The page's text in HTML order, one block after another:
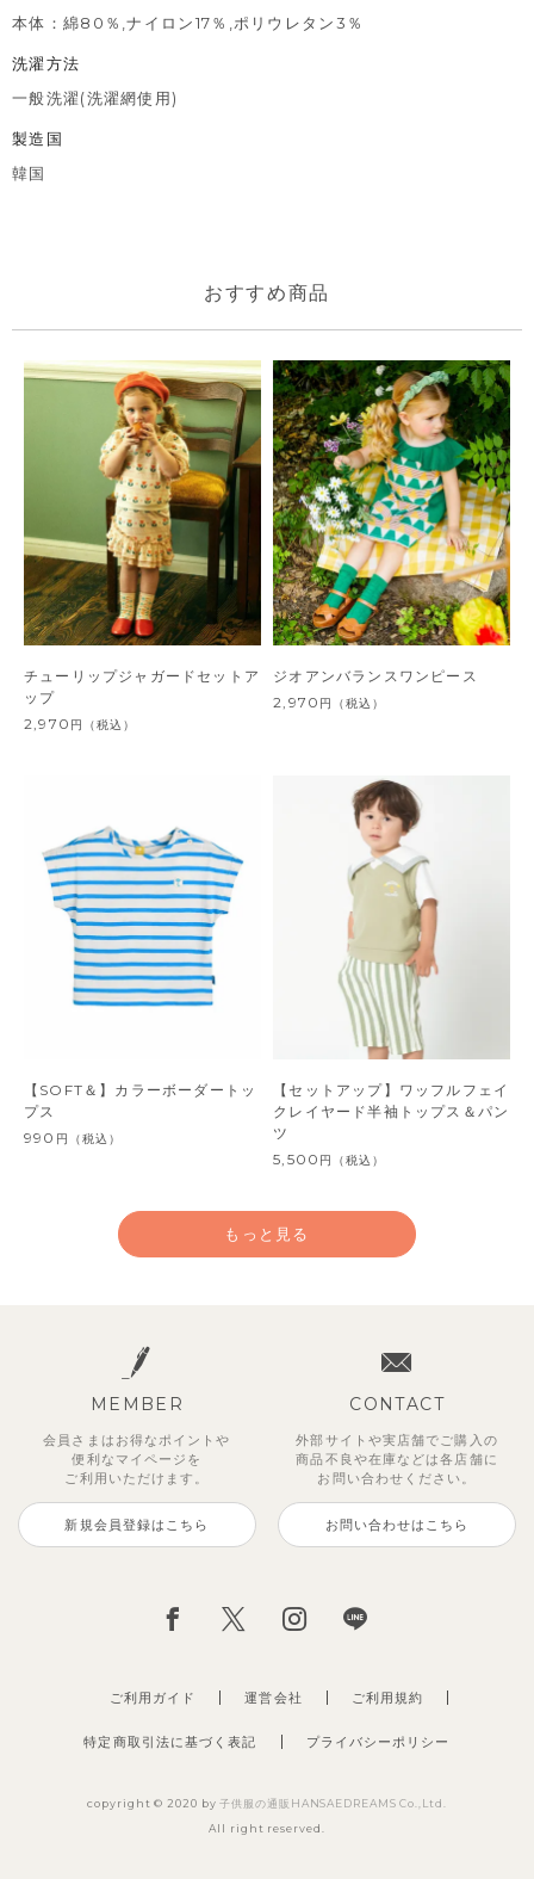
本体：綿80％,ナイロン17％,ポリウレタン3％
洗濯方法
一般洗濯(洗濯網使用)
製造国
韓国
おすすめ商品
チューリップジャガードセットア
ップ
2,970 円 （税込）
ジオアンバランスワンピース
2,970 円 （税込）
【SOFT＆】カラーボーダートッ
プス
990 円 （税込）
【セットアップ】ワッフルフェイ
クレイヤード半袖トップス＆パン
ツ
5,500 円 （税込）
990円 （税込）
3,850
（税込）
もっと見る
MEMBER
会員さまはお得なポイントや
便利な マイページを
ご利用いただけます。
新規会員登録はこちら
CONTACT
外部サイトや実店舗でご購入の
商品不良や在庫などは各店舗に
お問い合わせください。
お問い合わせはこちら
ご利用ガイド 運営会社
特定商取引法に基づく表記 プライバシーポリシー
ご利用規約
copyright © 2020 by子供服の通販HANSAEDREAMS Co.,Ltd.
All right reserved.